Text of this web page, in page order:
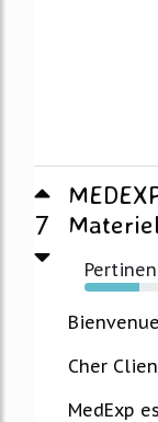
7
72%
Cher
MedExp